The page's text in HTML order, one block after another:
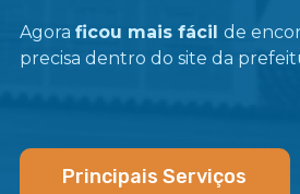
Agora ficou mais fácil de
precisa dentro do site da
Principais Serviços